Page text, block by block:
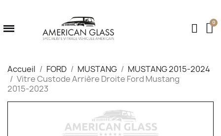
Accueil FORD MUSTANG
MUSTANG 2015-2024
Vitre Custode Arrière Droite Ford Mustang
2015‑2023